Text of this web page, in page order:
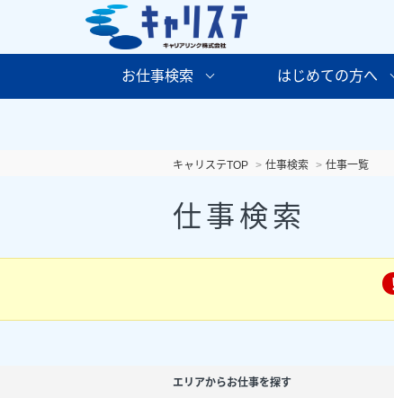
お仕事検索 はじめての方へ
キャリステTOP 仕事検索 仕事一覧
仕事検索
エリアからお仕事を探す